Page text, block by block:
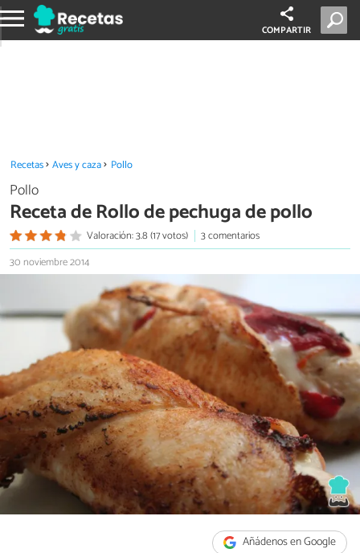
COMPARTIR
Recetas Aves y caza Pollo
Pollo
Receta de Rollo de pechuga de pollo
Valoración: 3.8 (17 votos)
3 comentarios
30 noviembre 2014
Añádenos en Google